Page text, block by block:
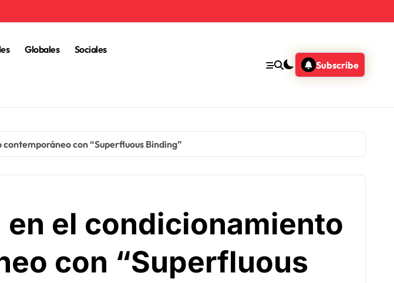
Globales Sociales
Subscribe
con “Superfluous Binding”
el condicionamiento
con “Superfluous